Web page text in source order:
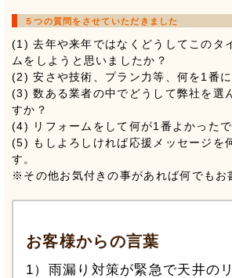
５つの質問をさせていただきました
(1) 去年や来年ではなくどうしてこのタ
ムをしようと思いましたか？
(2) 安さや技術、プラン力等、何を1番
(3) 数ある業者の中でどうして弊社を選
すか？
(4) リフォームをして何が1番よかったで
(5) もしよろしければ応援メッセージを
す。
※その他お気付きの事があれば何でもお
お客様からの言葉
1）雨漏り対策が緊急で天井の